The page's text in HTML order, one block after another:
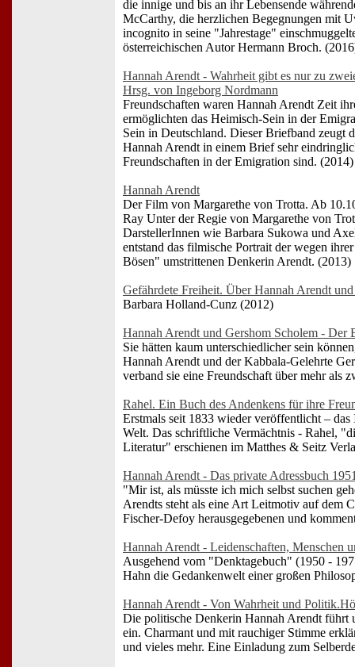
die innige und bis an ihr Lebensende
McCarthy, die herzlichen Begegnungen mit
incognito in seine "Jahrestage"
österreichischen Autor Hermann Broch.
Hannah Arendt - Wahrheit gibt es nur zu
Hrsg. von Ingeborg Nordmann
Freundschaften waren Hannah Arendt Zeit
ermöglichten das Heimisch-Sein in der
Sein in Deutschland. Dieser Briefband zeugt
Hannah Arendt in einem Brief sehr
Freundschaften in der Emigration sind. (2014)
Hannah Arendt
Der Film von Margarethe von Trotta. Ab
Ray Unter der Regie von Margarethe von
DarstellerInnen wie Barbara Sukowa und
entstand das filmische Portrait der wegen
Bösen" umstrittenen Denkerin Arendt. (2013)
Gefährdete Freiheit. Über Hannah Arendt
Barbara Holland-Cunz (2012)
Hannah Arendt und Gershom Scholem - Der
Sie hätten kaum unterschiedlicher sein
Hannah Arendt und der Kabbala-Gelehrte
verband sie eine Freundschaft über mehr als
Rahel. Ein Buch des Andenkens für ihre
Erstmals seit 1833 wieder veröffentlicht –
Welt. Das schriftliche Vermächtnis - Rahel,
Literatur" erschienen im Matthes & Seitz
Hannah Arendt - Das private Adressbuch
"Mir ist, als müsste ich mich selbst suchen
Arendts steht als eine Art Leitmotiv auf dem
Fischer-Defoy herausgegebenen und
Hannah Arendt - Leidenschaften, Menschen
Ausgehend vom "Denktagebuch" (1950 -
Hahn die Gedankenwelt einer großen
Hannah Arendt - Von Wahrheit und
Die politische Denkerin Hannah Arendt führt
ein. Charmant und mit rauchiger Stimme
und vieles mehr. Eine Einladung zum